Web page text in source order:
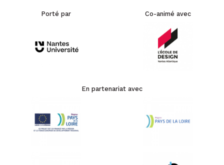
Porté par Co-animé avec
En partenariat avec